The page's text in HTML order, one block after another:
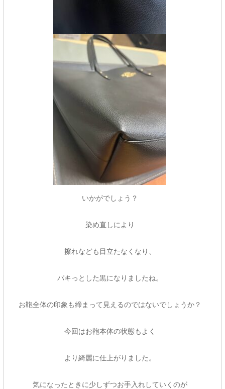
いかがでしょう？
染め直しにより
擦れなども目立たなくなり、
パキっとした黒になりましたね。
お鞄全体の印象も締まって見えるのではないでしょうか？
今回はお鞄本体の状態もよく
より綺麗に仕上がりました。
気になったときに少しずつお手入れしていくのが